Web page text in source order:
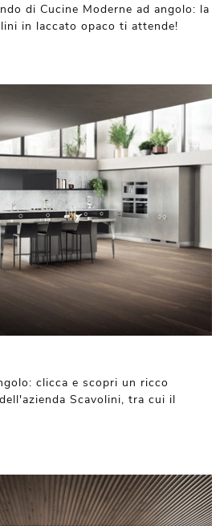
di Cucine Moderne ad angolo: la
in laccato opaco ti attende!
clicca e scopri un ricco
Scavolini, tra cui il